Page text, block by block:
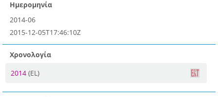
Ημερομηνία
2014-06
2015-12-05T17:46:10Z
Χρονολογία
2014 (EL)